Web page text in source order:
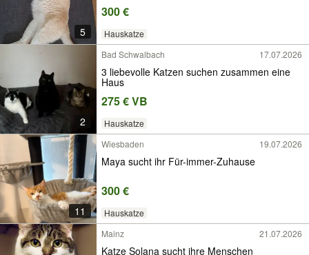
5
300 €
Hauskatze
2
Bad Schwalbach 17.07.2026
3 liebevolle Katzen suchen zusammen eine
Haus
275 € VB
Hauskatze
11
Wiesbaden 19.07.2026
Maya sucht ihr Für-immer-Zuhause
300 €
Hauskatze
Mainz
21.07.2026
Katze Solana sucht ihre Menschen